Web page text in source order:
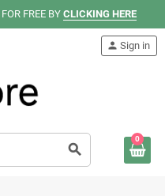
FOR FREE BY CLICKING HERE
search
person Sign in
0